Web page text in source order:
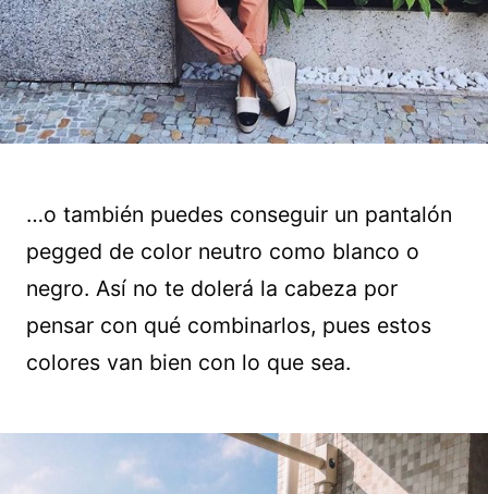
…o también puedes conseguir un pantalón
pegged de color neutro como blanco o
negro. Así no te dolerá la cabeza por
pensar con qué combinarlos, pues estos
colores van bien con lo que sea.